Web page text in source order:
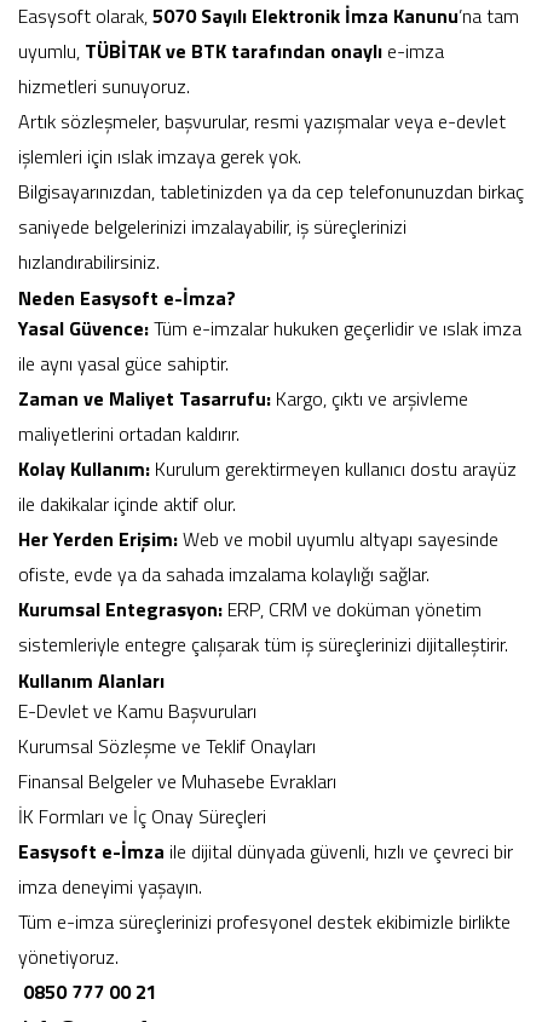
Easysoft olarak,5070 Sayılı Elektronik İmza Kanunu’na tam
uyumlu, TÜBİTAK ve BTK tarafından onaylı e-imza
hizmetleri sunuyoruz.
Artık sözleşmeler, başvurular, resmi yazışmalar veya e-devlet
işlemleri için ıslak imzaya gerek yok.
Bilgisayarınızdan, tabletinizden ya da cep telefonunuzdan birkaç
saniyede belgelerinizi imzalayabilir, iş süreçlerinizi
hızlandırabilirsiniz.
Neden Easysoft e-İmza?
Yasal Güvence:Tüm e-imzalar hukuken geçerlidir ve ıslak imza
ile aynı yasal güce sahiptir.
Zaman ve Maliyet Tasarrufu: Kargo, çıktı ve arşivleme
maliyetlerini ortadan kaldırır.
Kolay Kullanım: Kurulum gerektirmeyen kullanıcı dostu arayüz
ile dakikalar içinde aktif olur.
Her Yerden Erişim:Web ve mobil uyumlu altyapı sayesinde
ofiste, evde ya da sahada imzalama kolaylığı sağlar.
Kurumsal Entegrasyon: ERP, CRM ve doküman yönetim
sistemleriyle entegre çalışarak tüm iş süreçlerinizi dijitalleştirir.
Kullanım Alanları
E-Devlet ve Kamu Başvuruları
Kurumsal Sözleşme ve Teklif Onayları
Finansal Belgeler ve Muhasebe Evrakları
İK Formları ve İç Onay Süreçleri
Easysoft e-İmza ile dijital dünyada güvenli, hızlı ve çevreci bir
imza deneyimi yaşayın.
Tüm e-imza süreçlerinizi profesyonel destek ekibimizle birlikte
yönetiyoruz.
0850 777 00 21